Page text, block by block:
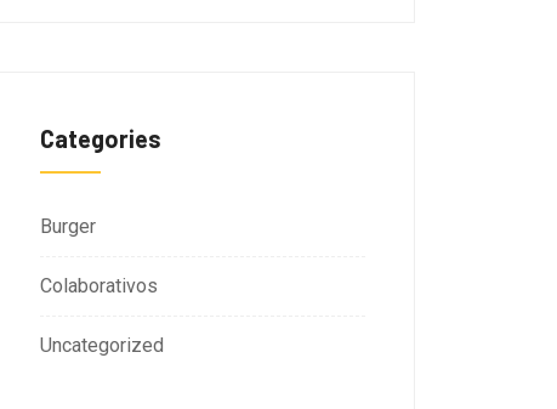
Categories
Burger
Colaborativos
Uncategorized